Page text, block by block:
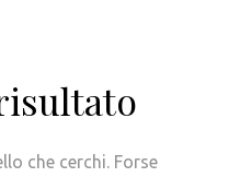
che cerchi. Forse